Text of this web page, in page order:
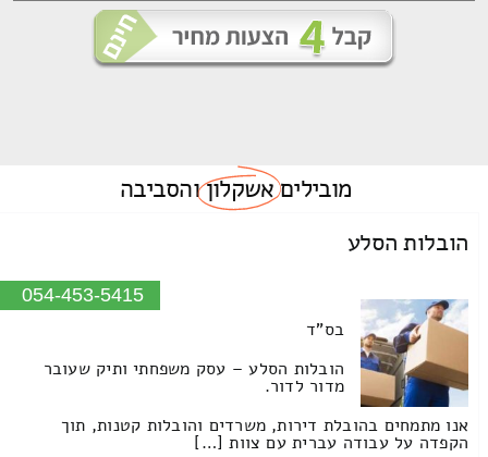
מוביליםאשקלוןוהסביבה
הובלות הסלע
054-453-5415
בס"ד
הובלות הסלע – עסק משפחתי ותיק שעובר
מדור לדור.
אנו מתמחים בהובלת דירות, משרדים והובלות קטנות, תוך
הקפדה על עבודה עברית עם צוות […]